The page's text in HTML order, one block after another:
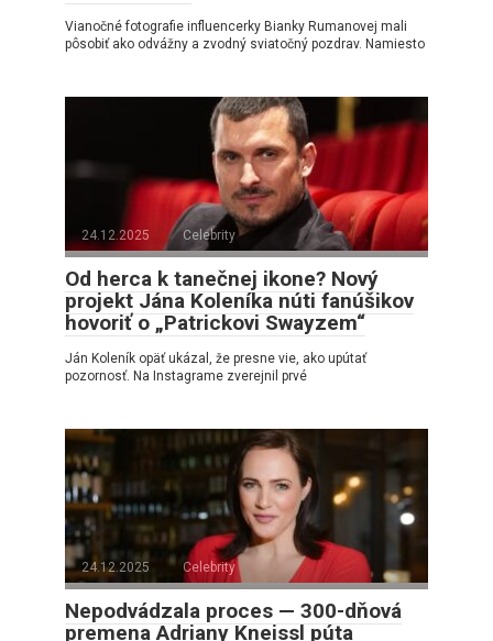
Vianočné fotografie influencerky Bianky Rumanovej mali
pôsobiť ako odvážny a zvodný sviatočný pozdrav. Namiesto
24.12.2025 Celebrity
Od herca k tanečnej ikone? Nový
projekt Jána Koleníka núti fanúšikov
hovoriť o „Patrickovi Swayzem“
Ján Koleník opäť ukázal, že presne vie, ako upútať
pozornosť. Na Instagrame zverejnil prvé
24.12.2025 Celebrity
Nepodvádzala proces — 300-dňová
premena Adriany Kneissl púta